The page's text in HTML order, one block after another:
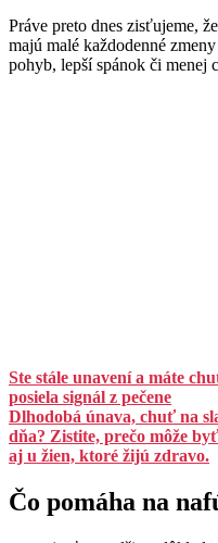
Práve preto dnes zisťujeme,
majú malé každodenné
pohyb, lepší spánok či menej
Ste stále unavení a máte
posiela signál z pečene
Dlhodobá únava, chuť na
dňa? Zistite, prečo môže
aj u žien, ktoré žijú zdravo.
Čo pomáha na